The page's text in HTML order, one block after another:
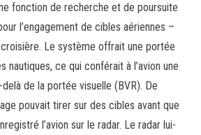
fonction de recherche et de poursuite
l’engagement de cibles aériennes –
Le système offrait une portée
nautiques, ce qui conférait à l’avion une
de la portée visuelle (BVR). De
pouvait tirer sur des cibles avant que
l’avion sur le radar. Le radar lui-